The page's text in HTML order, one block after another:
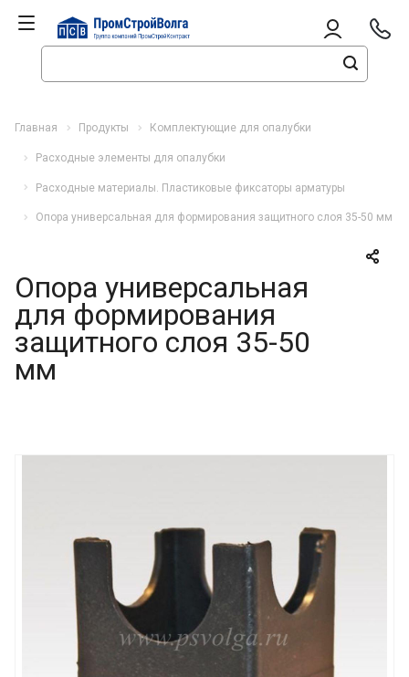
Главная Продукты Комплектующие для опалубки
Расходные элементы для опалубки
Расходные материалы. Пластиковые фиксаторы арматуры
Опора универсальная для формирования защитного слоя 35-50 мм
Опора универсальная
для формирования
защитного слоя 35-50
мм